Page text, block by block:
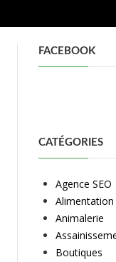
FACEBOOK
CATÉGORIES
Agence SEO
Alimentation
Animalerie
Boutiques